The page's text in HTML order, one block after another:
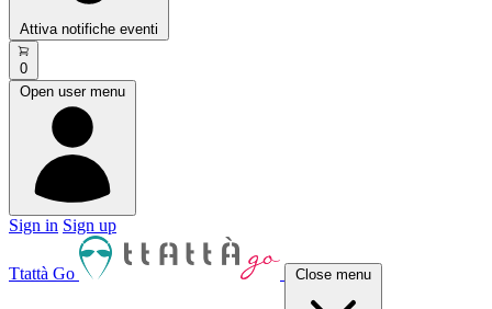
Attiva notifiche eventi
0
Open user menu
Sign in Sign up
Ttattà Go Close menu